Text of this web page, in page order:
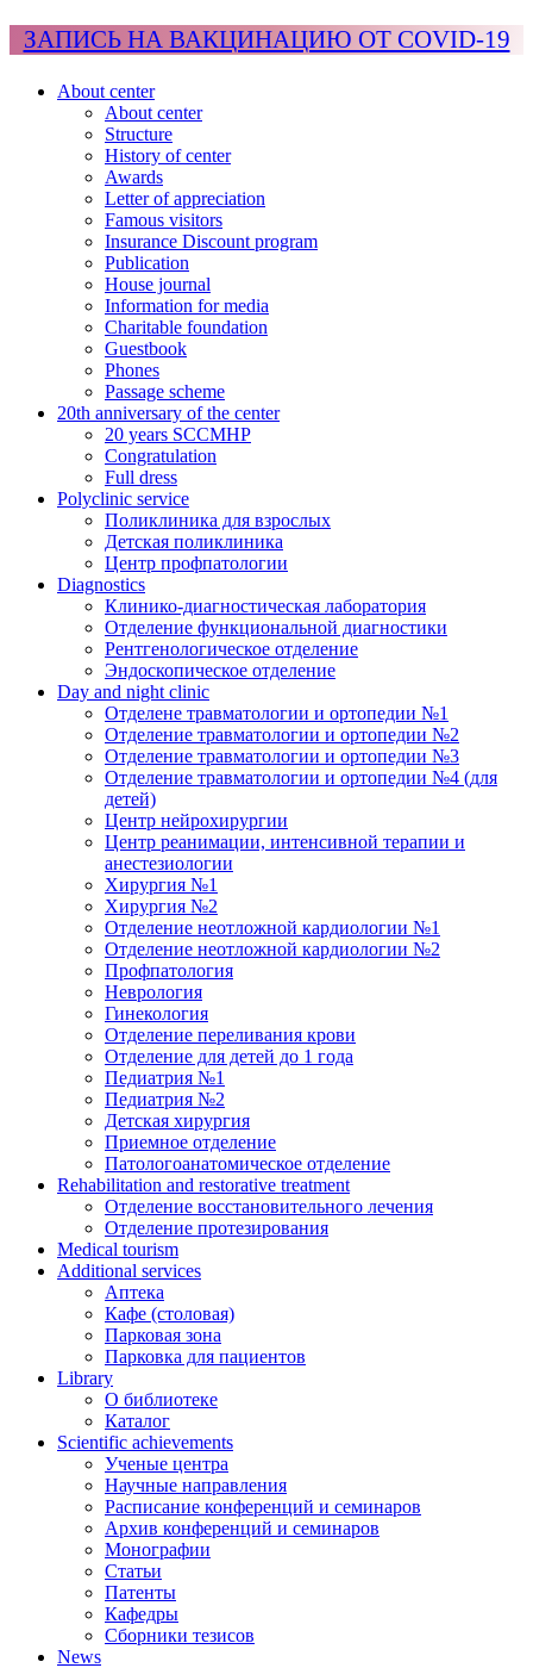
ЗАПИСЬ НА ВАКЦИНАЦИЮ ОТ COVID-19
About center
About center
Structure
History of center
Awards
Letter of appreciation
Famous visitors
Insurance Discount program
Publication
House journal
Information for media
Charitable foundation
Guestbook
Phones
Passage scheme
20th anniversary of the center
20 years SCCMHP
Congratulation
Full dress
Polyclinic service
Поликлиника для взрослых
Детская поликлиника
Центр профпатологии
Diagnostics
Клинико-диагностическая лаборатория
Отделение функциональной диагностики
Рентгенологическое отделение
Эндоскопическое отделение
Day and night clinic
Отделене травматологии и ортопедии №1
Отделение травматологии и ортопедии №2
Отделение травматологии и ортопедии №3
Отделение травматологии и ортопедии №4 (для
детей)
Центр нейрохирургии
Центр реанимации, интенсивной терапии и
анестезиологии
Хирургия №1
Хирургия №2
Отделение неотложной кардиологии №1
Отделение неотложной кардиологии №2
Профпатология
Неврология
Гинекология
Отделение переливания крови
Отделение для детей до 1 года
Педиатрия №1
Педиатрия №2
Детская хирургия
Приемное отделение
Патологоанатомическое отделение
Rehabilitation and restorative treatment
Отделение восстановительного лечения
Отделение протезирования
Medical tourism
Additional services
Аптека
Кафе (столовая)
Парковая зона
Парковка для пациентов
Library
О библиотеке
Каталог
Scientific achievements
Ученые центра
Научные направления
Расписание конференций и семинаров
Архив конференций и семинаров
Монографии
Статьи
Патенты
Кафедры
Сборники тезисов
News